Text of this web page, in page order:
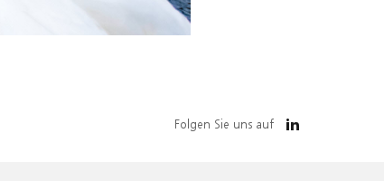
Folgen Sie uns auf